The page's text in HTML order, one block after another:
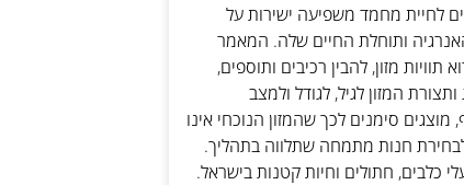
לחיית מחמד משפיעה ישירות על
ותוחלת החיים שלה. המאמר
תוויות מזון, להבין רכיבים ותוספים,
המזון לגיל, לגודל ולמצב
מוצגים סימנים לכך שהמזון הנוכחי אינו
חנות מתמחה שתלווה בתהליך.
כלבים, חתולים וחיות קטנות בישראל.